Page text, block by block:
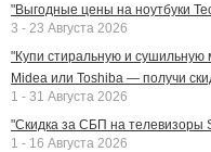
"Выгодные цены на ноутбуки
3 - 23 Августа 2026
"Купи стиральную и
Midea или Toshiba — получи
1 - 31 Августа 2026
"Скидка за СБП на телевизоры
1 - 16 Августа 2026